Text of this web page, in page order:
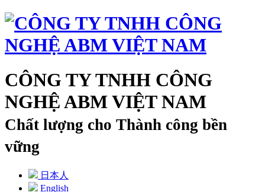
CÔNG TY TNHH CÔNG
NGHỆ ABM VIỆT NAM
Chất lượng cho Thành công bền
vững
日本人
English